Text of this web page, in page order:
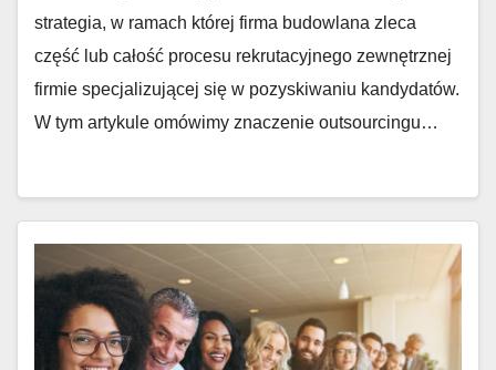
strategia, w ramach której firma budowlana zleca
część lub całość procesu rekrutacyjnego zewnętrznej
firmie specjalizującej się w pozyskiwaniu kandydatów.
W tym artykule omówimy znaczenie outsourcingu…